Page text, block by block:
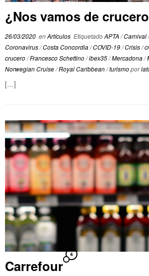
¿Nos vamos de
26/03/2020 enArtículos EtiquetadoAPTA /Carnival
Coronavirus/Costa Concordia/COVID-19/Crisis/
crucero/Francesco Schettino/ibex35/Mercadona/
Norwegian Cruise/Royal Caribbean/turismopor
[…]
Carrefour
4